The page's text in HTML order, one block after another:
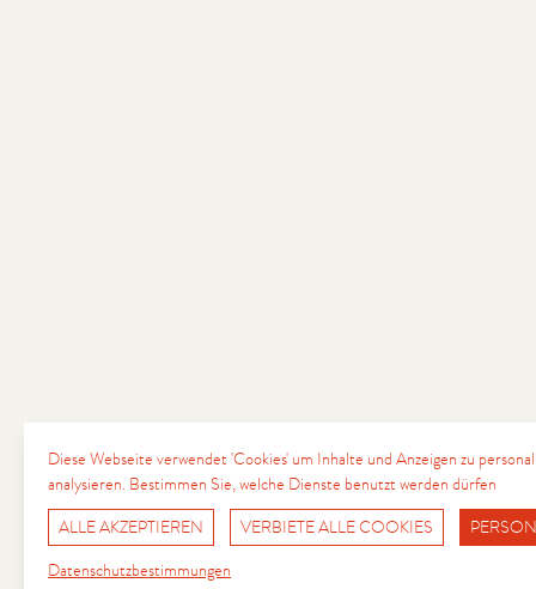
Diese Webseite verwendet 'Cookies' um Inhalte und Anzeigen zu
analysieren. Bestimmen Sie, welche Dienste benutzt werden dürfen
ALLE AKZEPTIEREN
VERBIETE ALLE COOKIES
Datenschutzbestimmungen